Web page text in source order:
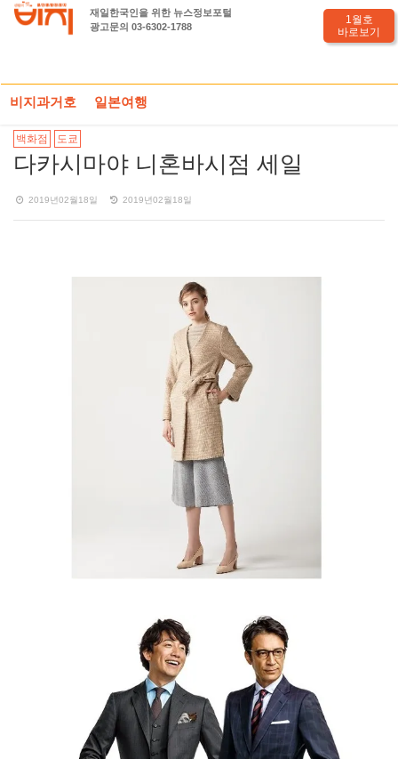
1월호
바로보기
재일한국인을 위한 뉴스정보포털
광고문의 03-6302-1788
비지과거호 일본여행
HOME 일본세일정보 PHOTO기사
백화점 도쿄
다카시마야 니혼바시점 세일
2019년02월18일 2019년02월18일